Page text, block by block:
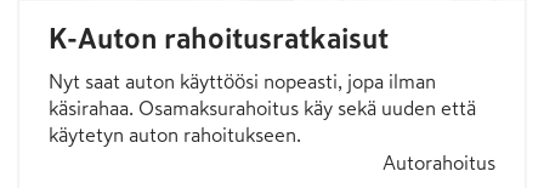
K-Auton rahoitusratkaisut
Nyt saat auton käyttöösi nopeasti, jopa ilman
käsirahaa. Osamaksurahoitus käy sekä uuden että
käytetyn auton rahoitukseen.
Autorahoitus